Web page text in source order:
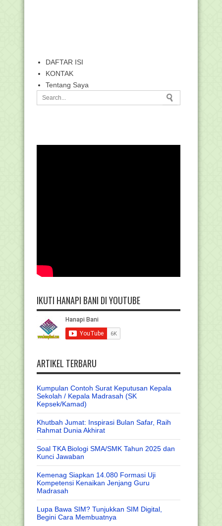
DAFTAR ISI
KONTAK
Tentang Saya
IKUTI HANAPI BANI DI YOUTUBE
ARTIKEL TERBARU
Kumpulan Contoh Surat Keputusan Kepala
Sekolah / Kepala Madrasah (SK
Kepsek/Kamad)
Khutbah Jumat: Inspirasi Bulan Safar, Raih
Rahmat Dunia Akhirat
Soal TKA Biologi SMA/SMK Tahun 2025 dan
Kunci Jawaban
Kemenag Siapkan 14.080 Formasi Uji
Kompetensi Kenaikan Jenjang Guru
Madrasah
Lupa Bawa SIM? Tunjukkan SIM Digital,
Begini Cara Membuatnya